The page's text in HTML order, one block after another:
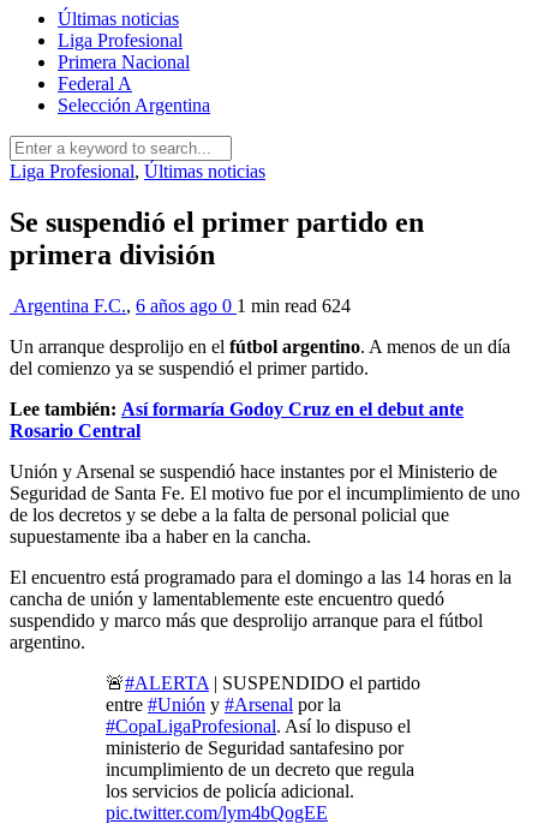
Últimas noticias
Liga Profesional
Primera Nacional
Federal A
Selección Argentina
Liga Profesional, Últimas noticias
Se suspendió el primer partido en
primera división
Argentina F.C., 6 años ago 0 1 min read 624
Un arranque desprolijo en el fútbol argentino. A menos de un día
del comienzo ya se suspendió el primer partido.
Lee también: Así formaría Godoy Cruz en el debut ante
Rosario Central
Unión y Arsenal se suspendió hace instantes por el Ministerio de
Seguridad de Santa Fe. El motivo fue por el incumplimiento de uno
de los decretos y se debe a la falta de personal policial que
supuestamente iba a haber en la cancha.
El encuentro está programado para el domingo a las 14 horas en la
cancha de unión y lamentablemente este encuentro quedó
suspendido y marco más que desprolijo arranque para el fútbol
argentino.
🚨#ALERTA | SUSPENDIDO el partido
entre #Unión y #Arsenal por la
#CopaLigaProfesional. Así lo dispuso el
ministerio de Seguridad santafesino por
incumplimiento de un decreto que regula
los servicios de policía adicional.
pic.twitter.com/lym4bQogEE